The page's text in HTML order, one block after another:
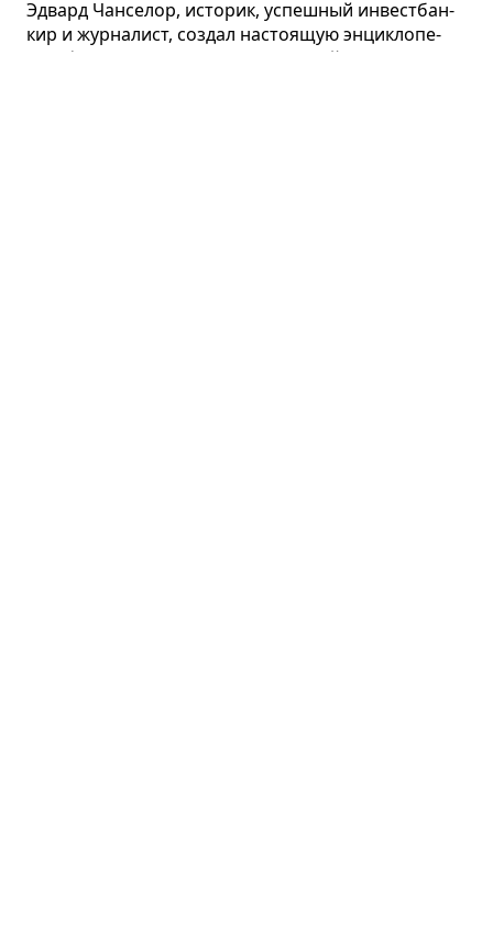
Эдвард Чан­се­лор, исто­рик, успеш­ный инвест­бан­
кир и жур­на­лист, создал насто­я­щую энцик­ло­пе­
дию финан­со­вых взле­тов и паде­ний, начи­ная с XVI